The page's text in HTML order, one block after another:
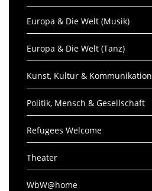
Europa & Die Welt (Musik)
Europa & Die Welt (Tanz)
Kunst, Kultur & Kommunikation
Politik, Mensch & Gesellschaft
Refugees Welcome
Theater
WbW@home